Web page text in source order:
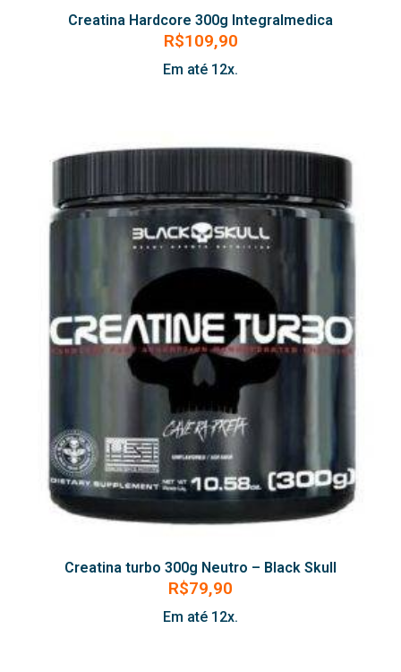
Creatina Hardcore 300g Integralmedica
R$109,90
Em até 12x.
Creatina turbo 300g Neutro – Black Skull
R$79,90
Em até 12x.